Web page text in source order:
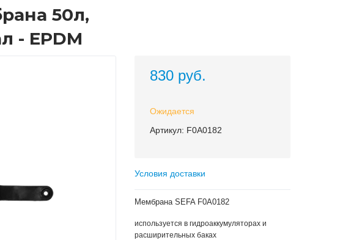
50л,
- EPDM
830 руб.
Ожидается
Артикул: F0A0182
Условия доставки
Мембрана SEFA F0A0182
используется в гидроаккумуляторах и
расширительных баках